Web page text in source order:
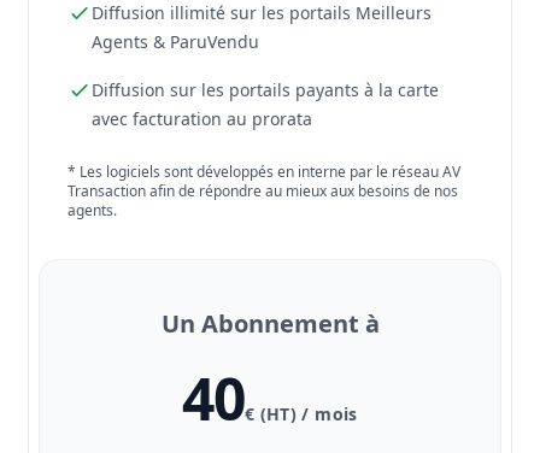
Diffusion illimité sur les portails Meilleurs
Agents & ParuVendu
Diffusion sur les portails payants à la carte
avec facturation au prorata
* Les logiciels sont développés en interne par le réseau AV
Transaction afin de répondre au mieux aux besoins de nos
agents.
Un Abonnement à
40€ (HT) / mois